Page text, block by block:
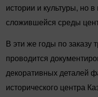
истории и культуры, но
сложившейся среды
В эти же годы по заказу
проводится
декоративных деталей
исторического центра